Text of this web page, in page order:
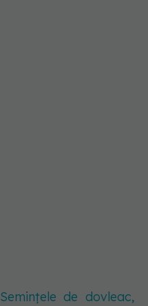
Semințele de dovleac,